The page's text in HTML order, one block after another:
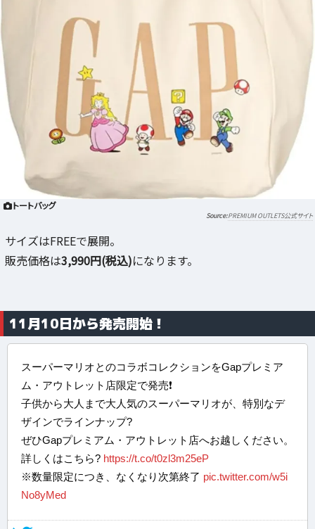
トートバッグ
PREMIUM OUTLETS公式サイト
サイズはFREEで展開。
販売価格は3,990円(税込)になります。
11月10日から発売開始！
スーパーマリオとのコラボコレクションをGapプレミア
ム・アウトレット店限定で発売❗️
子供から大人まで大人気のスーパーマリオが、特別なデ
ザインでラインナップ?
ぜひGapプレミアム・アウトレット店へお越しください。
詳しくはこちら? https://t.co/t0zl3m25eP
※数量限定につき、なくなり次第終了 pic.twitter.com/w5i
No8yMed